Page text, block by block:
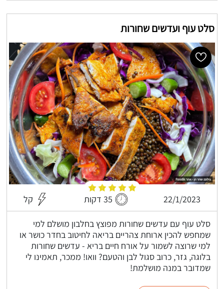
סלט עוף ועדשים שחורות
22/1/2023 35 דקות קל
סלט עוף עם עדשים שחורות מפוצץ בחלבון מושלם למי
שמחפש להכין ארוחת צהריים בריאה לחיטוב בחדר כושר או
למי שרוצה לשמור על אורח חיים בריא - עדשים שחורות
בלוגה, גזר, כרוב סגול לבן והטעם? וואו! ממכר, תאמינו לי
שמדובר במנה מושלמת!